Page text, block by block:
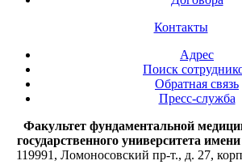
Контакты
Адрес
Поиск
Обратная связь
Пресс-служба
Факультет фундаментальной
государственного университета
119991, Ломоносовский пр-т., д. 27,